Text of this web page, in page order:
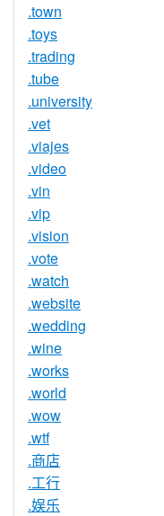
.town
.toys
.trading
.tube
.university
.vet
.viajes
.video
.vin
.vip
.vision
.vote
.watch
.website
.wedding
.wine
.works
.world
.wow
.wtf
.商店
.工行
.娱乐